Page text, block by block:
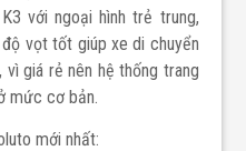
với ngoại hình trẻ trung,
vọt tốt giúp xe di chuyển
vì giá rẻ nên hệ thống trang
mức cơ bản.
mới nhất: